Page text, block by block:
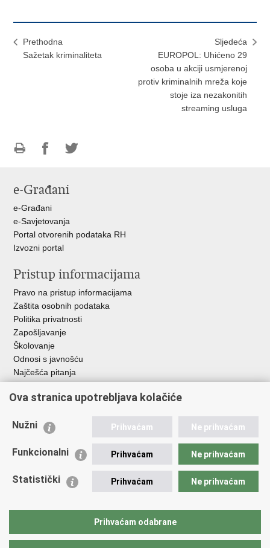
Prethodna
Sažetak kriminaliteta
Sljedeća
EUROPOL: Uhićeno 29
osoba u akciji usmjerenoj
protiv kriminalnih mreža koje
stoje iza nezakonitih
streaming usluga
FacebookuTwitteru
e-Građani
e-Građani
e-Savjetovanja
Portal otvorenih podataka RH
Izvozni portal
Pristup informacijama
Pravo na pristup informacijama
Zaštita osobnih podataka
Politika privatnosti
Zapošljavanje
Školovanje
Odnosi s javnošću
Najčešća pitanja
Važne poveznice
EMN Nacionalna kontaktna točka za Republiku Hrvatsku
Policijska akademija
Zaklada policijske solidarnosti
Sindikati
Ova stranica upotrebljava kolačiće
Nužni Prihvaćam Ne prihvaćam
Funkcionalni Prihvaćam Ne prihvaćam
Statistički Prihvaćam Ne prihvaćam
Prihvaćam odabrane